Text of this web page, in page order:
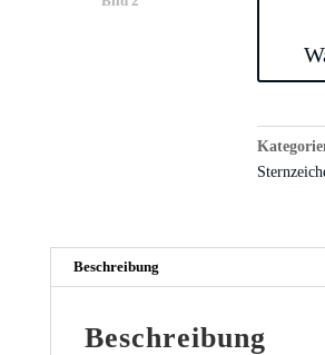
Beschreibung
Beschreibung